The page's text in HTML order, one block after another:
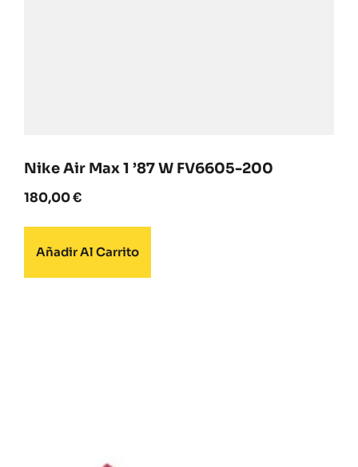
Nike Air Max 1 ’87 W FV6605-200
180,00€
Añadir Al Carrito